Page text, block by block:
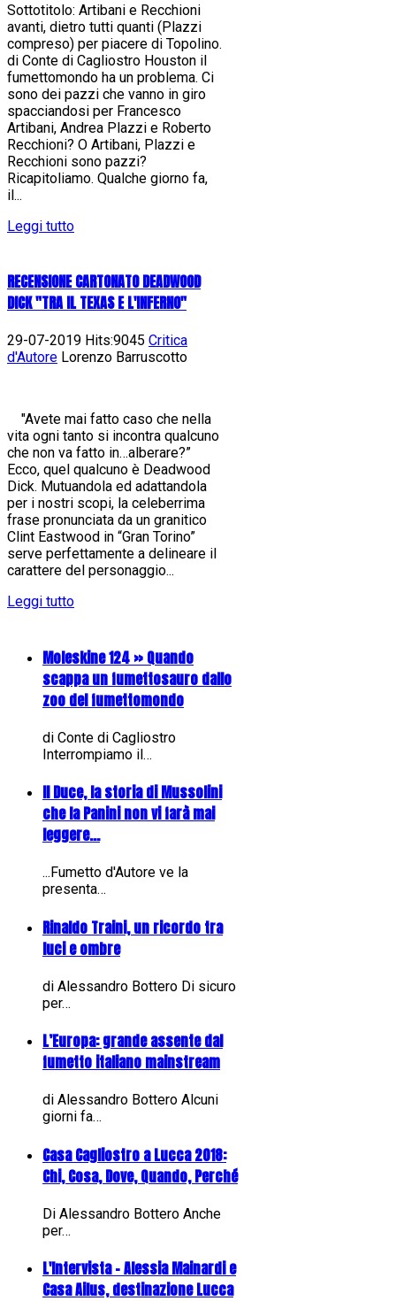
Sottotitolo: Artibani e Recchioni
avanti, dietro tutti quanti (Plazzi
compreso) per piacere di Topolino.
di Conte di Cagliostro Houston il
fumettomondo ha un problema. Ci
sono dei pazzi che vanno in giro
spacciandosi per Francesco
Artibani, Andrea Plazzi e Roberto
Recchioni? O Artibani, Plazzi e
Recchioni sono pazzi?
Ricapitoliamo. Qualche giorno fa,
il...
Leggi tutto
RECENSIONE CARTONATO DEADWOOD
DICK "TRA IL TEXAS E L'INFERNO"
29-07-2019 Hits:9045 Critica
d'Autore Lorenzo Barruscotto
"Avete mai fatto caso che nella
vita ogni tanto si incontra qualcuno
che non va fatto in…alberare?”
Ecco, quel qualcuno è Deadwood
Dick. Mutuandola ed adattandola
per i nostri scopi, la celeberrima
frase pronunciata da un granitico
Clint Eastwood in “Gran Torino”
serve perfettamente a delineare il
carattere del personaggio...
Leggi tutto
Moleskine 124 » Quando
scappa un fumettosauro dallo
zoo del fumettomondo
di Conte di Cagliostro
Interrompiamo il…
Il Duce, la storia di Mussolini
che la Panini non vi farà mai
leggere...
...Fumetto d'Autore ve la
presenta…
Rinaldo Traini, un ricordo tra
luci e ombre
di Alessandro Bottero Di sicuro
per…
L’Europa: grande assente dal
fumetto italiano mainstream
di Alessandro Bottero Alcuni
giorni fa…
Casa Cagliostro a Lucca 2018:
Chi, Cosa, Dove, Quando, Perché
Di Alessandro Bottero Anche
per…
L'Intervista - Alessia Mainardi e
Casa Ailus, destinazione Lucca